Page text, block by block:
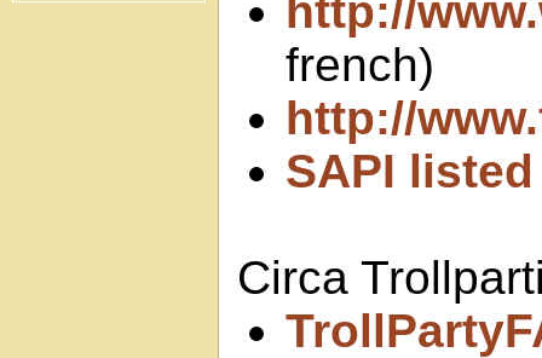
http://
french)
http://
SAPI
Circa